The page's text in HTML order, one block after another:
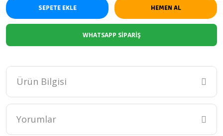
SEPETE EKLE HEMEN AL
WHATSAPP SİPARİŞ
Ürün Bilgisi
BPA İçermez
Cam Biberon
Yorumlar